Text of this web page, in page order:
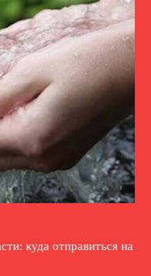
куда отправиться на